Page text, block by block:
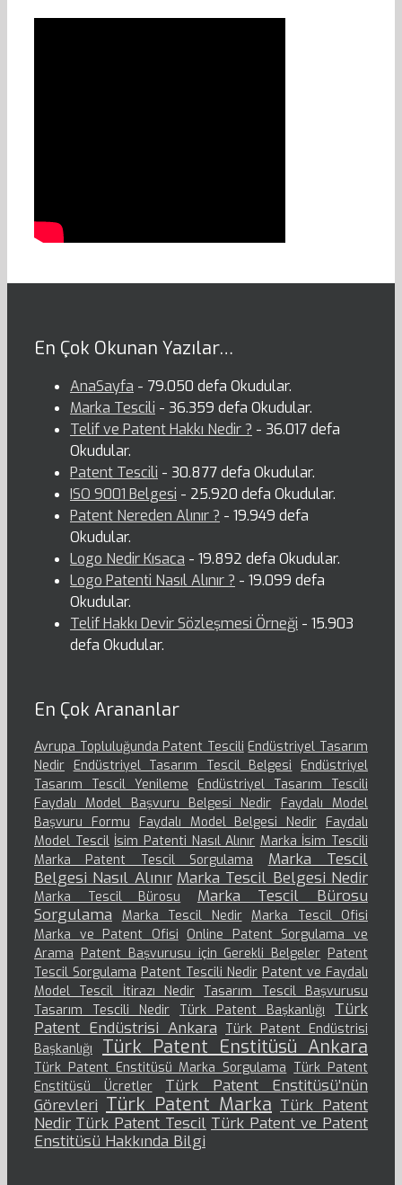
En Çok Okunan Yazılar…
AnaSayfa - 79.050 defa Okudular.
Marka Tescili - 36.359 defa Okudular.
Telif ve Patent Hakkı Nedir ? - 36.017 defa
Okudular.
Patent Tescili - 30.877 defa Okudular.
ISO 9001 Belgesi - 25.920 defa Okudular.
Patent Nereden Alınır ? - 19.949 defa
Okudular.
Logo Nedir Kısaca - 19.892 defa Okudular.
Logo Patenti Nasıl Alınır ? - 19.099 defa
Okudular.
Telif Hakkı Devir Sözleşmesi Örneği - 15.903
defa Okudular.
En Çok Arananlar
Avrupa Topluluğunda Patent Tescili Endüstriyel Tasarım
Nedir Endüstriyel Tasarım Tescil Belgesi
Endüstriyel
Tasarım Tescil Yenileme
Endüstriyel Tasarım Tescili
Faydalı Model Başvuru Belgesi Nedir
Faydalı Model
Başvuru Formu
Faydalı Model Belgesi Nedir Faydalı
Model Tescil İsim Patenti Nasıl Alınır Marka İsim Tescili
Marka Patent Tescil Sorgulama
Marka Tescil
Belgesi Nasıl Alınır Marka Tescil Belgesi Nedir
Marka Tescil Bürosu
Marka Tescil Bürosu
Sorgulama
Marka Tescil Nedir Marka Tescil Ofisi
Marka ve Patent Ofisi Online Patent Sorgulama ve
Arama Patent Başvurusu için Gerekli Belgeler Patent
Tescil Sorgulama Patent Tescili Nedir Patent ve Faydalı
Model Tescil İtirazı Nedir Tasarım Tescil Başvurusu
Tasarım Tescili Nedir
Türk Patent Başkanlığı
Türk
Patent Endüstrisi Ankara Türk Patent Endüstrisi
Başkanlığı
Türk Patent Enstitüsü Ankara
Türk Patent Enstitüsü Marka Sorgulama Türk Patent
Enstitüsü Ücretler
Türk Patent Enstitüsü’nün
Görevleri Türk Patent Marka Türk Patent
Nedir Türk Patent Tescil Türk Patent ve Patent
Enstitüsü Hakkında Bilgi